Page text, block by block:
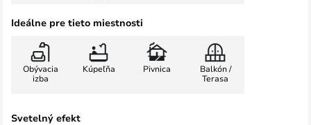
Ideálne pre tieto miestnosti
Obývacia
izba
Kúpeľňa Pivnica
Balkón /
Terasa
Svetelný efekt